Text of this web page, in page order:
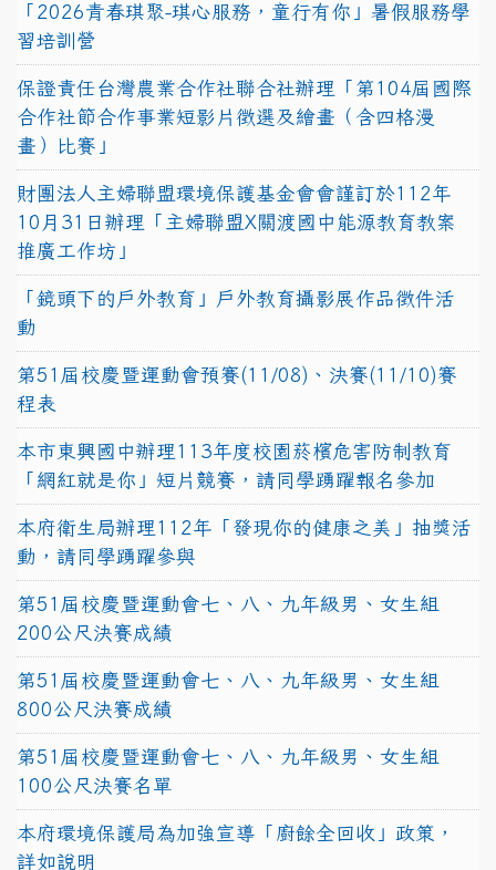
「2026青春琪聚-琪心服務，童行有你」暑假服務學
習培訓營
保證責任台灣農業合作社聯合社辦理「第104屆國際
合作社節合作事業短影片徵選及繪畫（含四格漫
畫）比賽」
財團法人主婦聯盟環境保護基金會會謹訂於112年
10月31日辦理「主婦聯盟X關渡國中能源教育教案
推廣工作坊」
「鏡頭下的戶外教育」戶外教育攝影展作品徵件活
動
第51屆校慶暨運動會預賽(11/08)、決賽(11/10)賽
程表
本市東興國中辦理113年度校園菸檳危害防制教育
「網紅就是你」短片競賽，請同學踴躍報名參加
本府衛生局辦理112年「發現你的健康之美」抽獎活
動，請同學踴躍參與
第51屆校慶暨運動會七、八、九年級男、女生組
200公尺決賽成績
第51屆校慶暨運動會七、八、九年級男、女生組
800公尺決賽成績
第51屆校慶暨運動會七、八、九年級男、女生組
100公尺決賽名單
本府環境保護局為加強宣導「廚餘全回收」政策，
詳如說明